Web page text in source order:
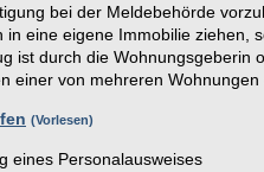
bei der Meldebehörde
in eine eigene Immobilie ziehen,
ist durch die
einer von mehreren
Vorlesen
eines Personalausweises